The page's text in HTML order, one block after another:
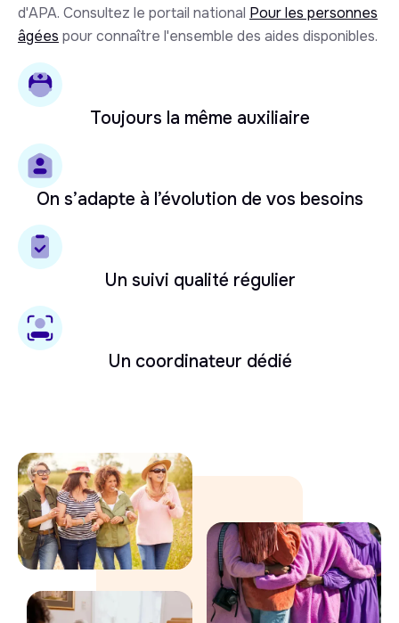
d'APA. Consultez le portail national Pour les personnes
âgées pour connaître l'ensemble des aides disponibles.
Toujours la même auxiliaire
On s’adapte à l’évolution de vos besoins
Un suivi qualité régulier
Un coordinateur dédié